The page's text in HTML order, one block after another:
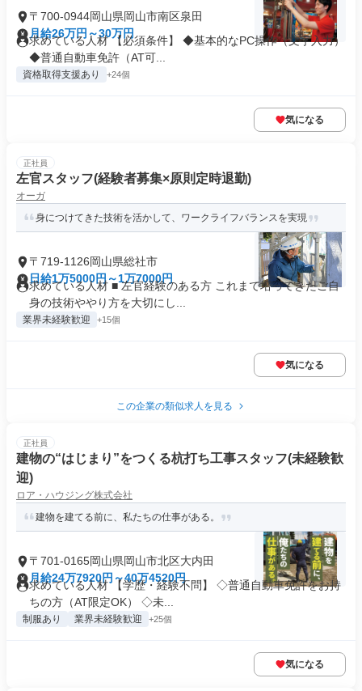
〒700-0944岡山県岡山市南区泉田
月給26万円～30万円
求めている人材 【必須条件】 ◆基本的なPC操作（文字入力）
◆普通自動車免許（AT可...
資格取得支援あり +24個
気になる
正社員
左官スタッフ(経験者募集×原則定時退勤)
オーガ
身につけてきた技術を活かして、ワークライフバランスを実現
〒719-1126岡山県総社市
日給1万5000円～1万7000円
求めている人材 ■ 左官経験のある方 これまで培ってきたご自
身の技術ややり方を大切にし...
業界未経験歓迎 +15個
気になる
この企業の類似求人を見る
正社員
建物の“はじまり”をつくる杭打ち工事スタッフ(未経験歓
迎)
ロア・ハウジング株式会社
建物を建てる前に、私たちの仕事がある。
〒701-0165岡山県岡山市北区大内田
月給24万7920円～40万4520円
求めている人材 【学歴・経験不問】 ◇普通自動車免許をお持
ちの方（AT限定OK） ◇未...
制服あり 業界未経験歓迎 +25個
気になる